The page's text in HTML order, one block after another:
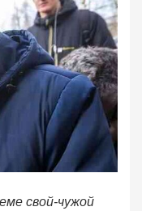
свой-чужой